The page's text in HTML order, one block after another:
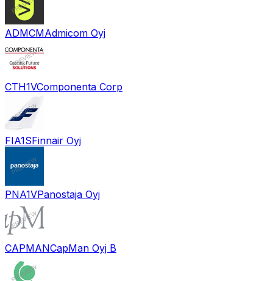
ADMCMAdmicom Oyj
CTH1VComponenta Corp
FIA1SFinnair Oyj
PNA1VPanostaja Oyj
CAPMANCapMan Oyj B